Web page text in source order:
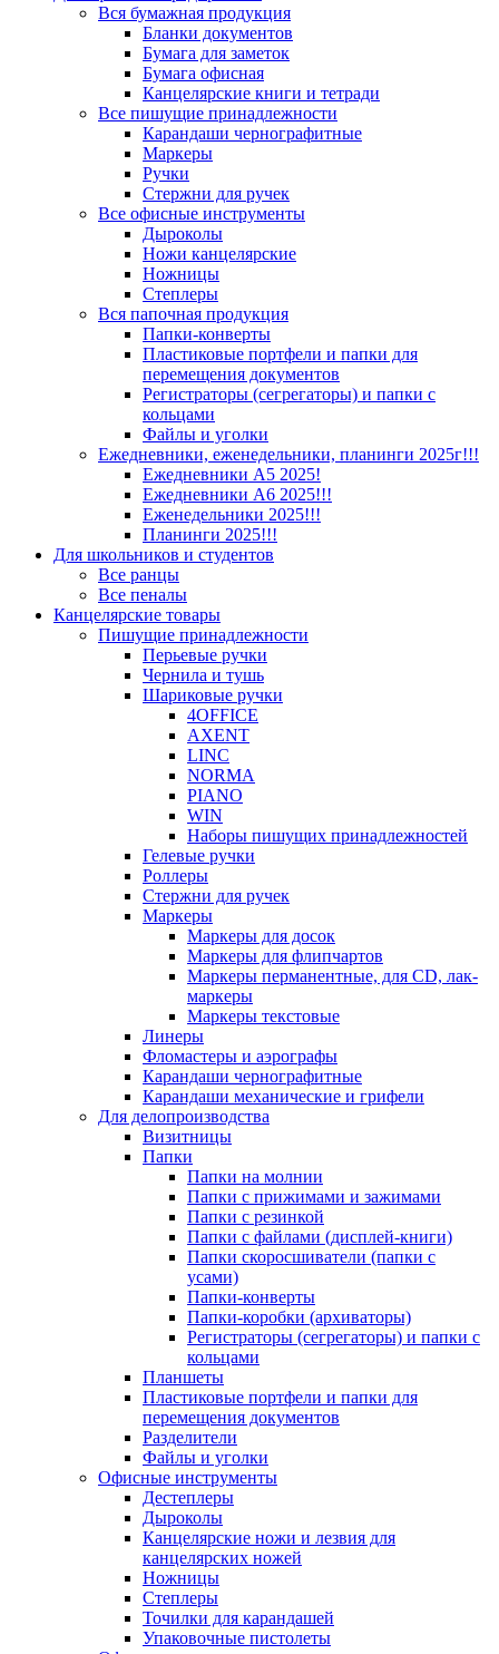
Вся бумажная продукция
Бланки документов
Бумага для заметок
Бумага офисная
Канцелярские книги и тетради
Все пишущие принадлежности
Карандаши чернографитные
Маркеры
Ручки
Стержни для ручек
Все офисные инструменты
Дыроколы
Ножи канцелярские
Ножницы
Степлеры
Вся папочная продукция
Папки-конверты
Пластиковые портфели и папки для
перемещения документов
Регистраторы (сегрегаторы) и папки с
кольцами
Файлы и уголки
Ежедневники, еженедельники, планинги 2025г!!!
Ежедневники А5 2025!
Ежедневники А6 2025!!!
Еженедельники 2025!!!
Планинги 2025!!!
Для школьников и студентов
Все ранцы
Все пеналы
Канцелярские товары
Пишущие принадлежности
Перьевые ручки
Чернила и тушь
Шариковые ручки
4OFFICE
AXENT
LINC
NORMA
PIANO
WIN
Наборы пишущих принадлежностей
Гелевые ручки
Роллеры
Стержни для ручек
Маркеры
Маркеры для досок
Маркеры для флипчартов
Маркеры перманентные, для CD, лак-
маркеры
Маркеры текстовые
Линеры
Фломастеры и аэрографы
Карандаши чернографитные
Карандаши механические и грифели
Для делопроизводства
Визитницы
Папки
Папки на молнии
Папки с прижимами и зажимами
Папки с резинкой
Папки с файлами (дисплей-книги)
Папки скоросшиватели (папки с
усами)
Папки-конверты
Папки-коробки (архиваторы)
Регистраторы (сегрегаторы) и папки с
кольцами
Планшеты
Пластиковые портфели и папки для
перемещения документов
Разделители
Файлы и уголки
Офисные инструменты
Дестеплеры
Дыроколы
Канцелярские ножи и лезвия для
канцелярских ножей
Ножницы
Степлеры
Точилки для карандашей
Упаковочные пистолеты